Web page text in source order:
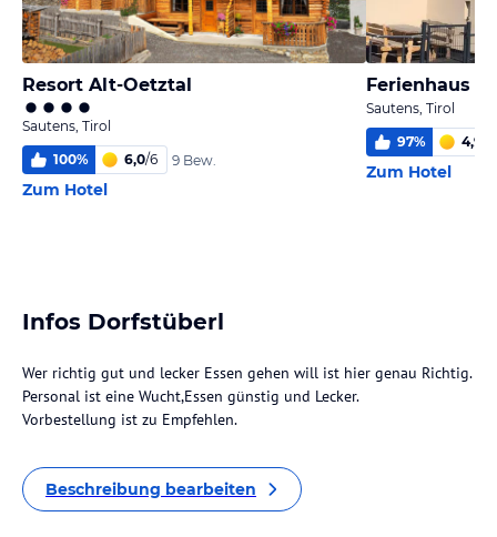
Resort Alt-Oetztal
Sautens, Tirol
100% 6,0/6 9 Bew.
Zum Hotel
Ferienhaus
Sautens, Tirol
97% 4,9
Zum Hotel
Infos Dorfstüberl
Wer richtig gut und lecker Essen gehen will ist hier genau Richtig.
Personal ist eine Wucht,Essen günstig und Lecker.
Vorbestellung ist zu Empfehlen.
Beschreibung bearbeiten